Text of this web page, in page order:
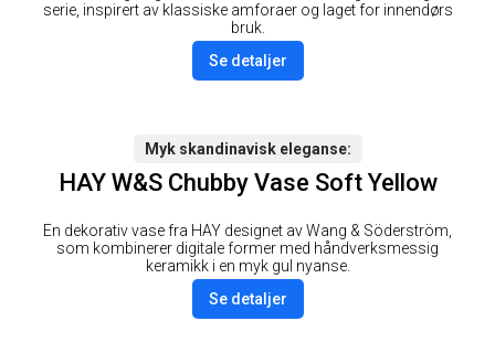
serie, inspirert av klassiske amforaer og laget for innendørs
bruk.
Se detaljer
Myk skandinavisk eleganse
HAY W&S Chubby Vase Soft Yellow
En dekorativ vase fra HAY designet av Wang & Söderström,
som kombinerer digitale former med håndverksmessig
keramikk i en myk gul nyanse.
Se detaljer